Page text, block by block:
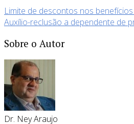
Limite de descontos nos
Auxílio-reclusão a dependente de
Sobre o Autor
Dr. Ney Araujo